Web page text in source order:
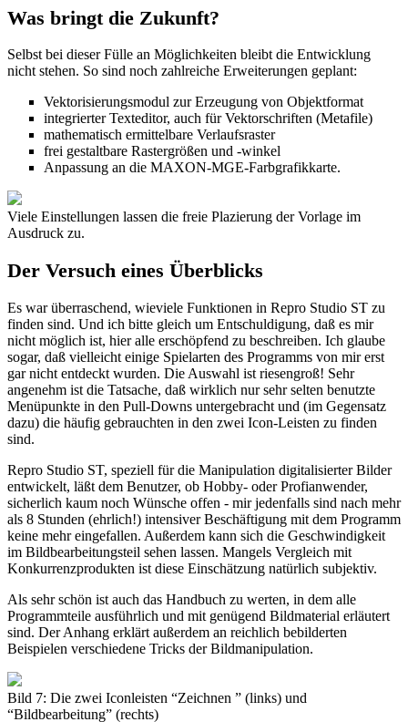
Was bringt die Zukunft?
Selbst bei dieser Fülle an Möglichkeiten bleibt die Entwicklung
nicht stehen. So sind noch zahlreiche Erweiterungen geplant:
Vektorisierungsmodul zur Erzeugung von Objektformat
integrierter Texteditor, auch für Vektorschriften (Metafile)
mathematisch ermittelbare Verlaufsraster
frei gestaltbare Rastergrößen und -winkel
Anpassung an die MAXON-MGE-Farbgrafikkarte.
Viele Einstellungen lassen die freie Plazierung der Vorlage im
Ausdruck zu.
Der Versuch eines Überblicks
Es war überraschend, wieviele Funktionen in Repro Studio ST zu
finden sind. Und ich bitte gleich um Entschuldigung, daß es mir
nicht möglich ist, hier alle erschöpfend zu beschreiben. Ich glaube
sogar, daß vielleicht einige Spielarten des Programms von mir erst
gar nicht entdeckt wurden. Die Auswahl ist riesengroß! Sehr
angenehm ist die Tatsache, daß wirklich nur sehr selten benutzte
Menüpunkte in den Pull-Downs untergebracht und (im Gegensatz
dazu) die häufig gebrauchten in den zwei Icon-Leisten zu finden
sind.
Repro Studio ST, speziell für die Manipulation digitalisierter Bilder
entwickelt, läßt dem Benutzer, ob Hobby- oder Profianwender,
sicherlich kaum noch Wünsche offen - mir jedenfalls sind nach mehr
als 8 Stunden (ehrlich!) intensiver Beschäftigung mit dem Programm
keine mehr eingefallen. Außerdem kann sich die Geschwindigkeit
im Bildbearbeitungsteil sehen lassen. Mangels Vergleich mit
Konkurrenzprodukten ist diese Einschätzung natürlich subjektiv.
Als sehr schön ist auch das Handbuch zu werten, in dem alle
Programmteile ausführlich und mit genügend Bildmaterial erläutert
sind. Der Anhang erklärt außerdem an reichlich bebilderten
Beispielen verschiedene Tricks der Bildmanipulation.
Bild 7: Die zwei Iconleisten “Zeichnen ” (links) und
“Bildbearbeitung” (rechts)